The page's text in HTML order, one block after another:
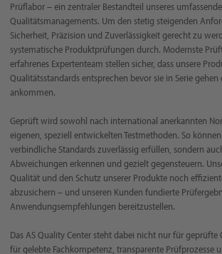
Prüflabor – ein zentraler Bestandteil unseres
Qualitätsmanagements. Um den stetig steigenden
Sicherheit, Präzision und Zuverlässigkeit gerecht zu
systematische Produktprüfungen durch. Modernste
erfahrenes Expertenteam stellen sicher, dass unsere
Qualitätsstandards entsprechen bevor sie in Serie
ankommen.
Geprüft wird sowohl nach international anerkannten
eigenen, speziell entwickelten Testmethoden. So
verbindliche Standards zuverlässig erfüllen, sondern
Abweichungen erkennen und gezielt gegensteuern.
Qualität und den Schutz unserer Produkte noch
abzusichern – und unseren Kunden fundierte
Anwendungsempfehlungen bereitzustellen.
Das AS Quality Center steht dabei nicht nur für geprüfte
für gelebte Fachkompetenz, transparente Prüfprozesse